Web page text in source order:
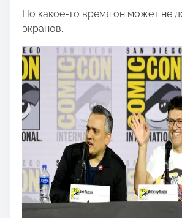
Но какое-то время он может не
экранов.